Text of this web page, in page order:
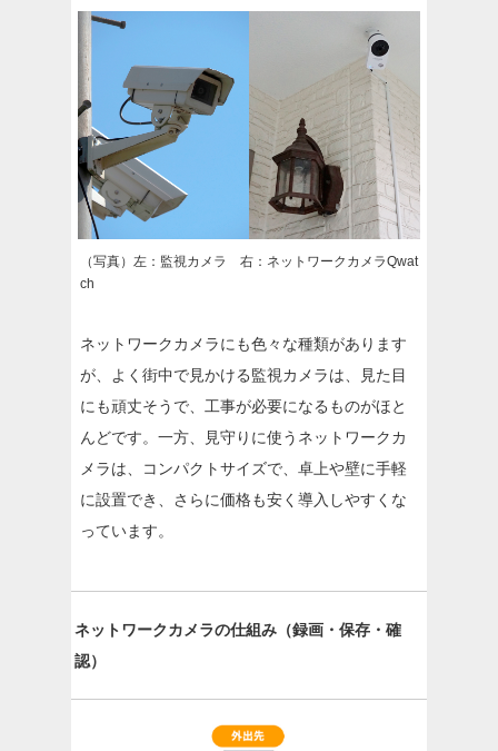
（写真）左：監視カメラ 右：ネットワークカメラQwat
ch
ネットワークカメラにも色々な種類があります
が、よく街中で見かける監視カメラは、見た目
にも頑丈そうで、工事が必要になるものがほと
んどです。一方、見守りに使うネットワークカ
メラは、コンパクトサイズで、卓上や壁に手軽
に設置でき、さらに価格も安く導入しやすくな
っています。
ネットワークカメラの仕組み（録画・保存・確
認）